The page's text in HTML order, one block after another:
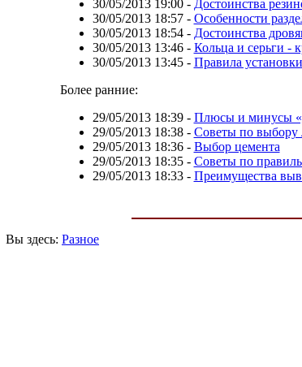
30/05/2013 19:00- Достоинства
30/05/2013 18:57- Особенности
30/05/2013 18:54- Достоинства
30/05/2013 13:46- Кольца и серьги -
30/05/2013 13:45- Правила
Более ранние:
29/05/2013 18:39- Плюсы и минусы
29/05/2013 18:38- Советы по выбору
29/05/2013 18:36- Выбор цемента
29/05/2013 18:35- Советы по
29/05/2013 18:33- Преимущества
Вы здесь: Разное